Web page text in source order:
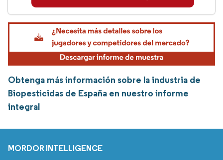
Obtenga más información sobre la industria de
Biopesticidas de España en nuestro informe
integral
MORDOR INTELLIGENCE